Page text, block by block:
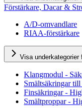
Förstärkare, Dacar &
A/D-omvandlare
RIAA-förstärkare
Visa underkategorier
Klangmodul -
Smältsäkringar
Finsäkringar -
Smältproppar -